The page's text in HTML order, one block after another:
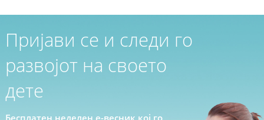
Пријави се и следи го
развојот на своето
дете
Бесплатен неделен е-весник кој го